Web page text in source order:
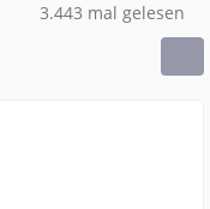
3.443 mal gelesen